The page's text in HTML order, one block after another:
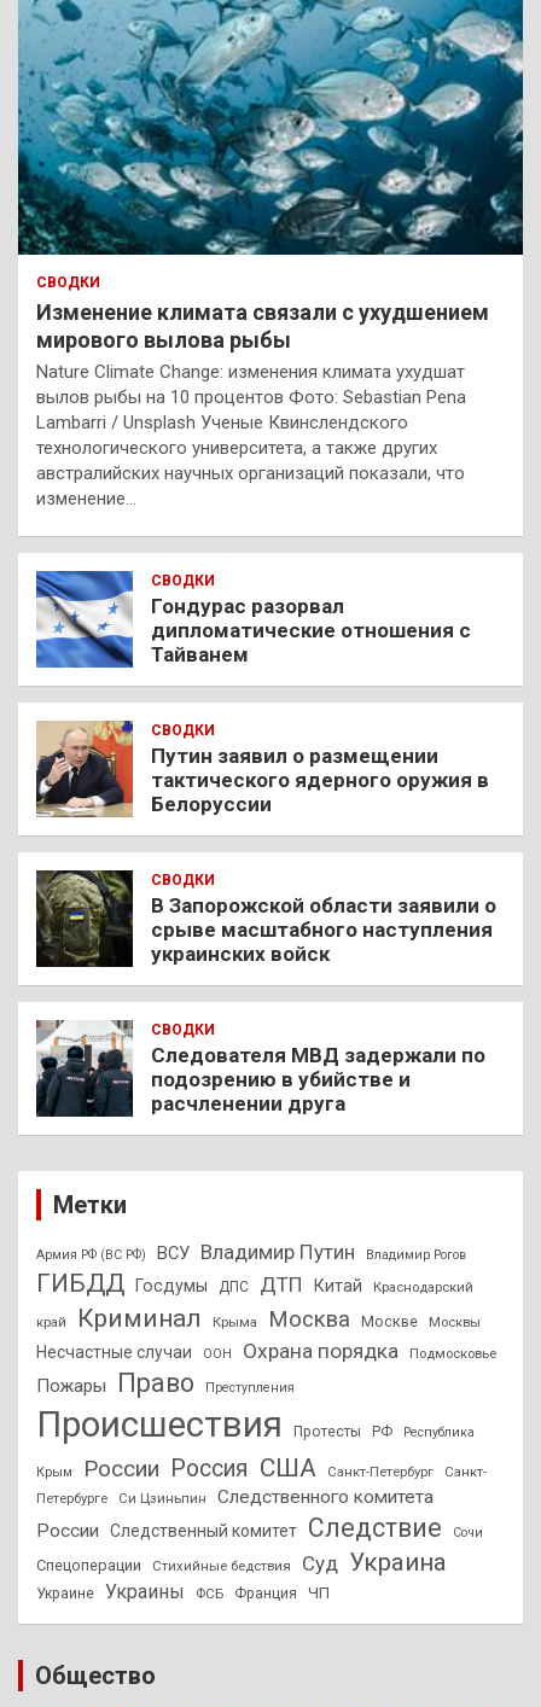
СВОДКИ
Изменение климата связали с ухудшением
мирового вылова рыбы
Nature Climate Change: изменения климата ухудшат
вылов рыбы на 10 процентов Фото: Sebastian Pena
Lambarri / Unsplash Ученые Квинслендского
технологического университета, а также других
австралийских научных организаций показали, что
изменение…
СВОДКИ
Гондурас разорвал
дипломатические отношения с
Тайванем
СВОДКИ
Путин заявил о размещении
тактического ядерного оружия в
Белоруссии
СВОДКИ
В Запорожской области заявили о
срыве масштабного наступления
украинских войск
СВОДКИ
Следователя МВД задержали по
подозрению в убийстве и
расчленении друга
Метки
Армия РФ (ВС РФ) ВСУ Владимир Путин Владимир Рогов
ГИБДД Госдумы ДПС ДТП Китай Краснодарский
край Криминал Крыма Москва Москве Москвы
Несчастные случаи ООН Охрана порядка Подмосковье
Пожары Право Преступления
Происшествия Протесты РФ Республика
Крым России Россия США Санкт-Петербург
Санкт-
Петербурге
Си Цзиньпин
Следственного комитета
России
Следственный комитет Следствие Сочи
Спецоперации Стихийные бедствия Суд Украина
Украине Украины ФСБ Франция ЧП
Общество